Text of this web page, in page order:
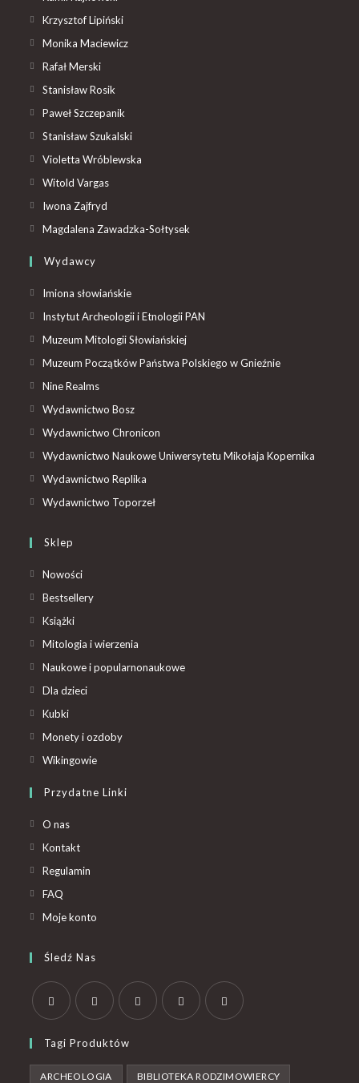
Krzysztof Lipiński
Monika Maciewicz
Rafał Merski
Stanisław Rosik
Paweł Szczepanik
Stanisław Szukalski
Violetta Wróblewska
Witold Vargas
Iwona Zajfryd
Magdalena Zawadzka-Sołtysek
Wydawcy
Imiona słowiańskie
Instytut Archeologii i Etnologii PAN
Muzeum Mitologii Słowiańskiej
Muzeum Początków Państwa Polskiego w Gnieźnie
Nine Realms
Wydawnictwo Bosz
Wydawnictwo Chronicon
Wydawnictwo Naukowe Uniwersytetu Mikołaja Kopernika
Wydawnictwo Replika
Wydawnictwo Toporzeł
Sklep
Nowości
Bestsellery
Książki
Mitologia i wierzenia
Naukowe i popularnonaukowe
Dla dzieci
Kubki
Monety i ozdoby
Wikingowie
Przydatne Linki
O nas
Kontakt
Regulamin
FAQ
Moje konto
Śledź Nas
Tagi Produktów
ARCHEOLOGIA BIBLIOTEKA RODZIMOWIERCY